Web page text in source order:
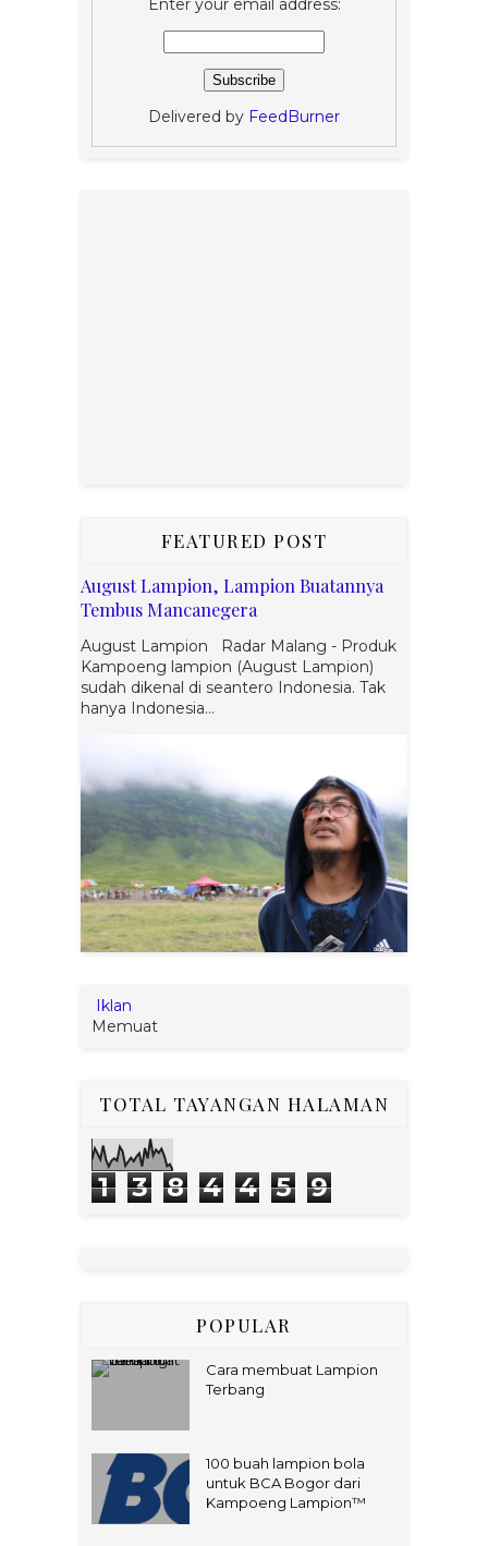
Enter your email address:
Delivered by FeedBurner
FEATURED POST
August Lampion, Lampion Buatannya
Tembus Mancanegera
August Lampion Radar Malang - Produk
Kampoeng lampion (August Lampion)
sudah dikenal di seantero Indonesia. Tak
hanya Indonesia...
Iklan
Memuat
TOTAL TAYANGAN HALAMAN
1 3 8 4 4 5 9
POPULAR
Cara membuat Lampion
Terbang
100 buah lampion bola
untuk BCA Bogor dari
Kampoeng Lampion™